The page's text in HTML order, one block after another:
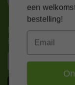
Nieuws, tips en
inbox
een
bestelling!